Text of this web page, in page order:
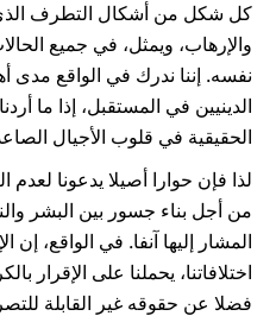
كل شكل من أشكال التطرف الذي
والإرهاب، ويمثل، في جميع
نفسه. إننا ندرك في الواقع مدى
الدينيين في المستقبل، إذا ما
الحقيقية في قلوب الأجيال
لذا فإن حوارا أصيلا يدعونا لعدم
من أجل بناء جسور بين البشر
المشار إليها آنفا. في الواقع، إن
اختلافاتنا، يحملنا على الإقرار
فضلا عن حقوقه غير القابلة